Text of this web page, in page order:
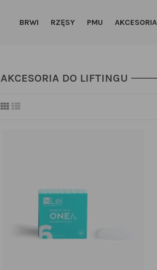
BRWI RZĘSY PMU AKCESORIA
AKCESORIA DO LIFTINGU